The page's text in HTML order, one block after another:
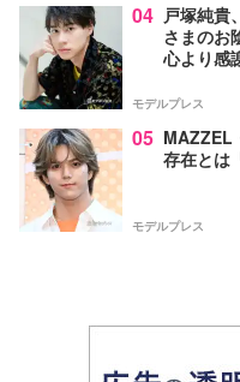
04 戸塚純貴
さまのお
心より感
モデルプレス
05 MAZZEL
存在とは
モデルプレス